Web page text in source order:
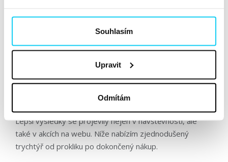
Souhlasím
Upravit
Odmítám
podstatně lépe u prospectingu – téměř o 40 %.
Samozřejmě bylo mnoho cest, jak neproduktové
další optimalizací dle umístění a tak dále. Ale dynamický
prospecting nabídnul lepší výsledky hned od začátku, s
mnohem menším úsilím. A to mě hodně bavilo.
Lepší výsledky se projevily nejen v návštěvnosti, ale
také v akcích na webu. Níže nabízím zjednodušený
trychtýř od prokliku po dokončený nákup.